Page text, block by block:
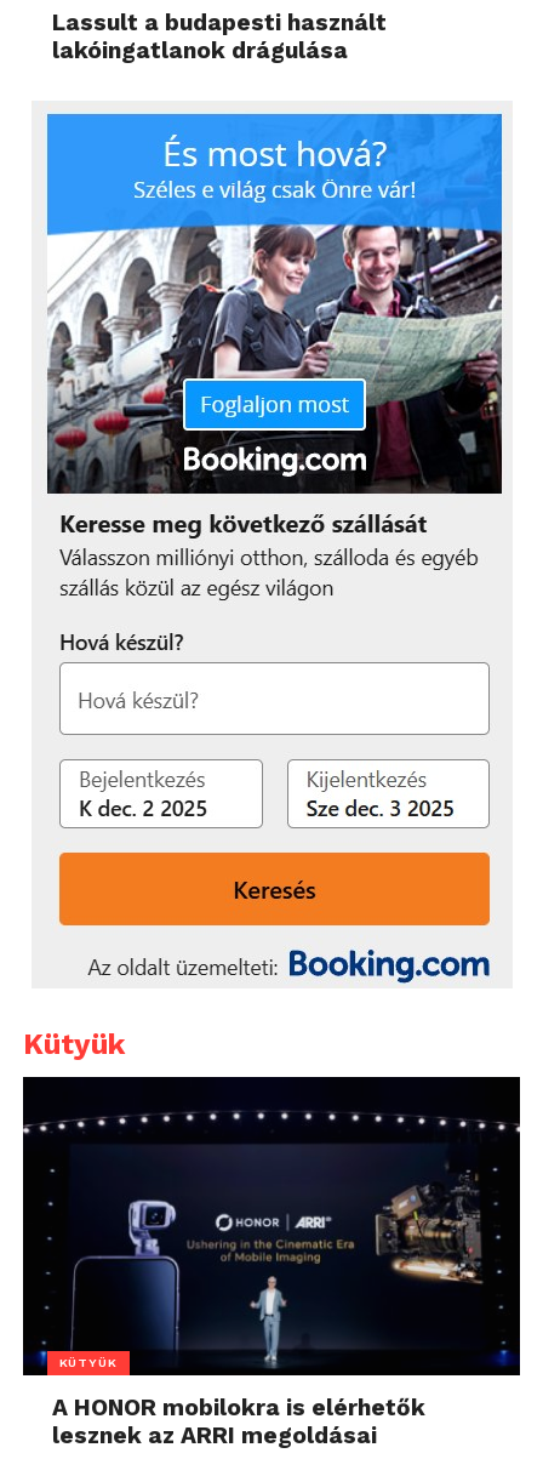
Lassult a budapesti használt
lakóingatlanok drágulása
Kütyük
KÜTYÜK
A HONOR mobilokra is elérhetők
lesznek az ARRI megoldásai